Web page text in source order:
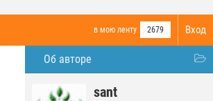
Вход
в мою ленту 2679
Об авторе
sant